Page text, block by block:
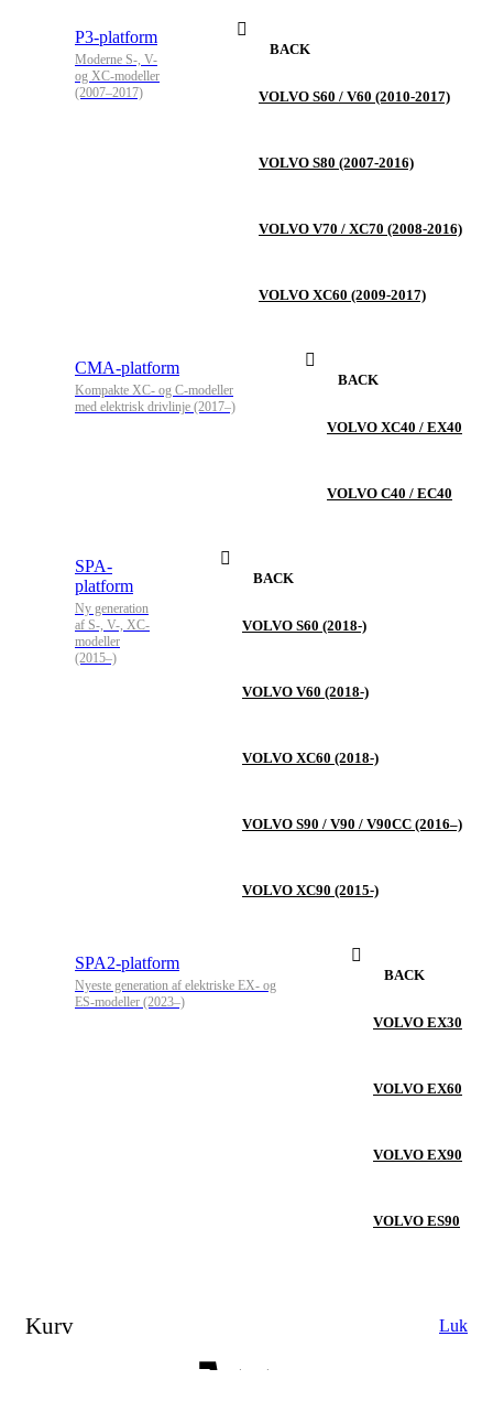
P3-platform
Moderne S-, V-
og XC-modeller
(2007–2017)
BACK
VOLVO S60 / V60 (2010-2017)
VOLVO S80 (2007-2016)
VOLVO V70 / XC70 (2008-2016)
VOLVO XC60 (2009-2017)
CMA-platform
Kompakte XC- og C-modeller
med elektrisk drivlinje (2017–)
BACK
VOLVO XC40 / EX40
VOLVO C40 / EC40
SPA-
platform
Ny generation
af S-, V-, XC-
modeller
(2015–)
BACK
VOLVO S60 (2018-)
VOLVO V60 (2018-)
VOLVO XC60 (2018-)
VOLVO S90 / V90 / V90CC (2016–)
VOLVO XC90 (2015-)
SPA2-platform
Nyeste generation af elektriske EX- og
ES-modeller (2023–)
BACK
VOLVO EX30
VOLVO EX60
VOLVO EX90
VOLVO ES90
Kurv Luk